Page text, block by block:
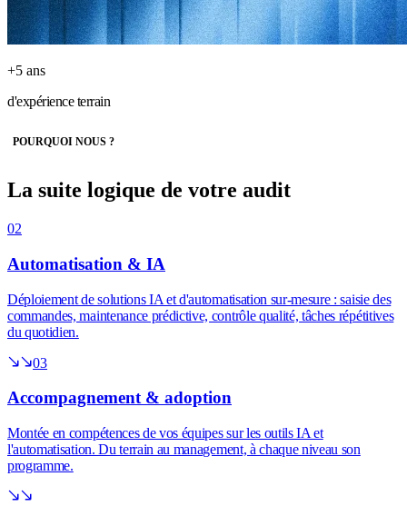
+5 ans
d'expérience terrain
POURQUOI NOUS ?
La suite logique de votre audit
02
Automatisation & IA
Déploiement de solutions IA et d'automatisation sur-mesure : saisie des
commandes, maintenance prédictive, contrôle qualité, tâches répétitives
du quotidien.
03
Accompagnement & adoption
Montée en compétences de vos équipes sur les outils IA et
l'automatisation. Du terrain au management, à chaque niveau son
programme.